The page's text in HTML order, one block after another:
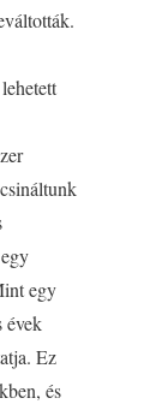
egy
évek
Ez
és